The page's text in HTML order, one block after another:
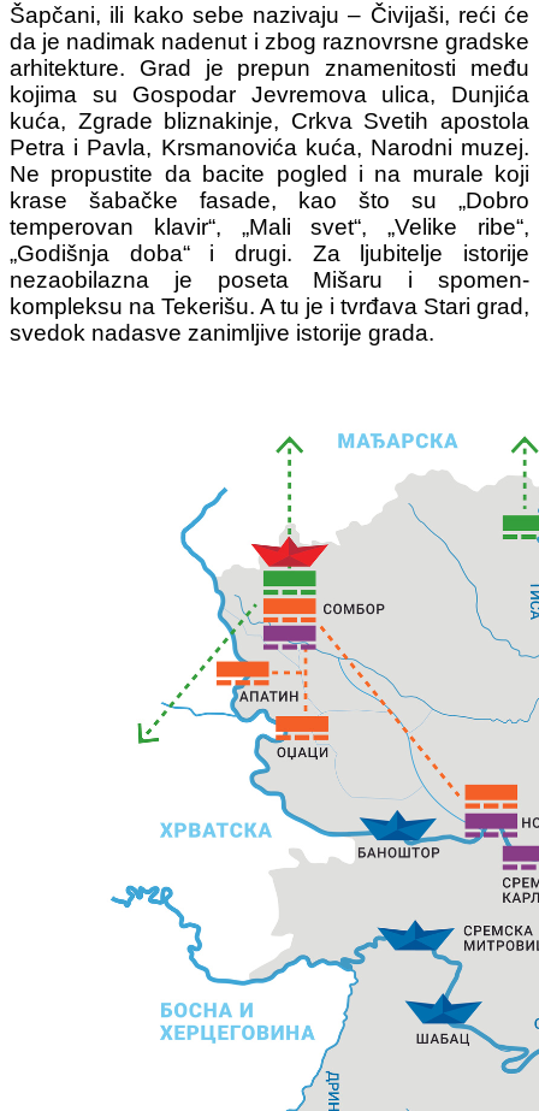
Šapčani, ili kako sebe nazivaju ‒ Čivijaši, reći će
da je nadimak nadenut i zbog raznovrsne gradske
arhitekture. Grad je prepun znamenitosti među
kojima su Gospodar Jevremova ulica, Dunjića
kuća, Zgrade bliznakinje, Crkva Svetih apostola
Petra i Pavla, Krsmanovića kuća, Narodni muzej.
Ne propustite da bacite pogled i na murale koji
krase šabačke fasade, kao što su „Dobro
temperovan klavir“, „Mali svet“, „Velike ribe“,
„Godišnja doba“ i drugi. Za ljubitelje istorije
nezaobilazna je poseta Mišaru i spomen-
kompleksu na Tekerišu. A tu je i tvrđava Stari grad,
svedok nadasve zanimljive istorije grada.